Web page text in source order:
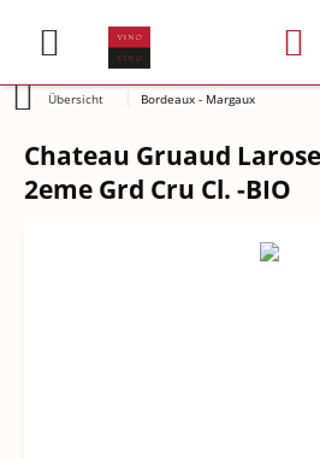
Übersicht Bordeaux - Margaux
Chateau Gruaud
2eme Grd Cru Cl. -BIO